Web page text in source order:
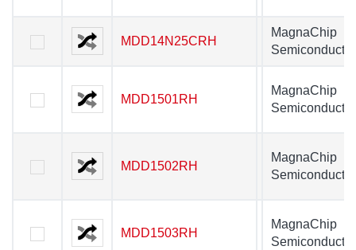
MDD14N25CRH
MagnaChip
Semiconductor
MDD1501RH
MagnaChip
Semiconductor
MDD1502RH
MagnaChip
Semiconductor
MDD1503RH
MagnaChip
Semiconductor
MDD14N25CRH
MDD1501RH
MDD1502RH
MDD1503RH